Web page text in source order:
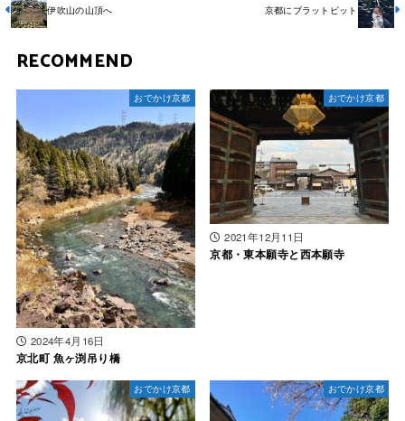
伊吹山の山頂へ 京都にブラットピット
RECOMMEND
おでかけ京都
2024年4月16日
京北町 魚ヶ渕吊り橋
おでかけ京都
2021年12月11日
京都・東本願寺と西本願寺
おでかけ京都 おでかけ京都